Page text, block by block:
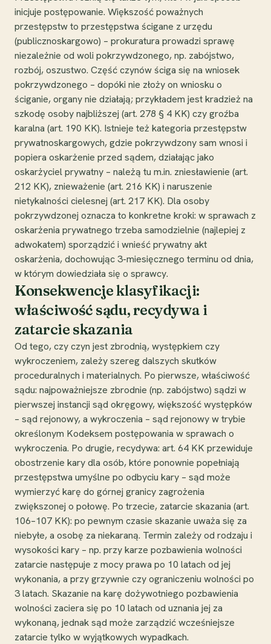
inicjuje postępowanie. Większość poważnych
przestępstw to przestępstwa ścigane z urzędu
(publicznoskargowo) – prokuratura prowadzi sprawę
niezależnie od woli pokrzywdzonego, np. zabójstwo,
rozbój, oszustwo. Część czynów ściga się na wniosek
pokrzywdzonego – dopóki nie złoży on wniosku o
ściganie, organy nie działają; przykładem jest kradzież na
szkodę osoby najbliższej (art. 278 § 4 KK) czy groźba
karalna (art. 190 KK). Istnieje też kategoria przestępstw
prywatnoskargowych, gdzie pokrzywdzony sam wnosi i
popiera oskarżenie przed sądem, działając jako
oskarżyciel prywatny – należą tu m.in. zniesławienie (art.
212 KK), znieważenie (art. 216 KK) i naruszenie
nietykalności cielesnej (art. 217 KK). Dla osoby
pokrzywdzonej oznacza to konkretne kroki: w sprawach z
oskarżenia prywatnego trzeba samodzielnie (najlepiej z
adwokatem) sporządzić i wnieść prywatny akt
oskarżenia, dochowując 3-miesięcznego terminu od dnia,
w którym dowiedziała się o sprawcy.
Konsekwencje klasyfikacji:
właściwość sądu, recydywa i
zatarcie skazania
Od tego, czy czyn jest zbrodnią, występkiem czy
wykroczeniem, zależy szereg dalszych skutków
proceduralnych i materialnych. Po pierwsze, właściwość
sądu: najpoważniejsze zbrodnie (np. zabójstwo) sądzi w
pierwszej instancji sąd okręgowy, większość występków
– sąd rejonowy, a wykroczenia – sąd rejonowy w trybie
określonym Kodeksem postępowania w sprawach o
wykroczenia. Po drugie, recydywa: art. 64 KK przewiduje
obostrzenie kary dla osób, które ponownie popełniają
przestępstwa umyślne po odbyciu kary – sąd może
wymierzyć karę do górnej granicy zagrożenia
zwiększonej o połowę. Po trzecie, zatarcie skazania (art.
106–107 KK): po pewnym czasie skazanie uważa się za
niebyłe, a osobę za niekaraną. Termin zależy od rodzaju i
wysokości kary – np. przy karze pozbawienia wolności
zatarcie następuje z mocy prawa po 10 latach od jej
wykonania, a przy grzywnie czy ograniczeniu wolności po
3 latach. Skazanie na karę dożywotniego pozbawienia
wolności zaciera się po 10 latach od uznania jej za
wykonaną, jednak sąd może zarządzić wcześniejsze
zatarcie tylko w wyjątkowych wypadkach.